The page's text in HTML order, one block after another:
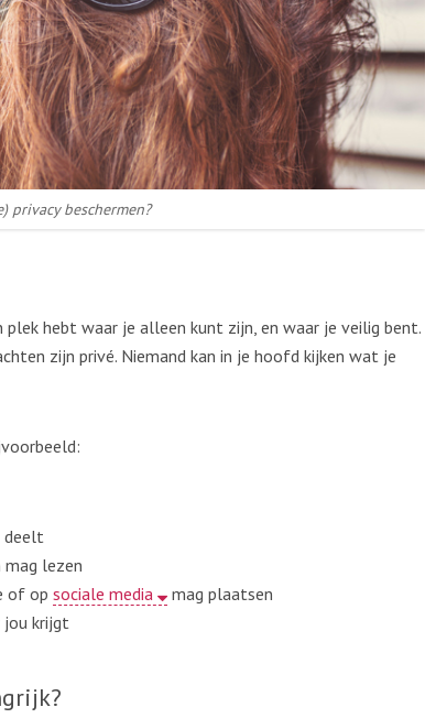
privacy beschermen?
hebt waar je alleen kunt zijn, en waar je veilig bent.
zijn privé. Niemand kan in je hoofd kijken wat je
deelt
mag lezen
of op sociale media
mag plaatsen
jou krijgt